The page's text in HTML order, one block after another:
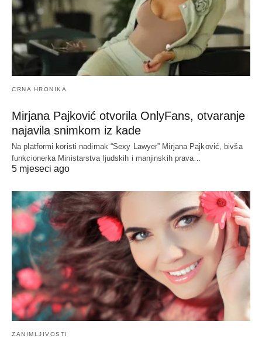
CRNA HRONIKA
Mirjana Pajković otvorila OnlyFans, otvaranje
najavila snimkom iz kade
Na platformi koristi nadimak “Sexy Lawyer” Mirjana Pajković, bivša
funkcionerka Ministarstva ljudskih i manjinskih prava…
5 mjeseci ago
ZANIMLJIVOSTI